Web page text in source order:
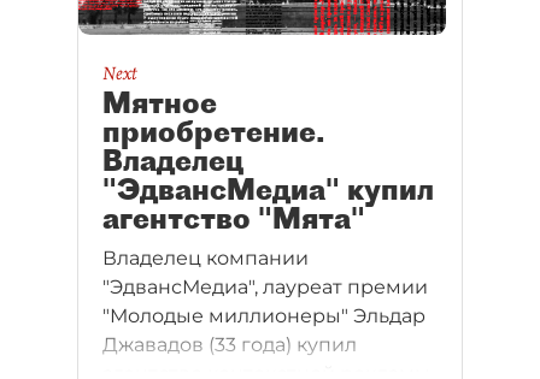
Next
Мятное
приобретение.
Владелец
"ЭдвансМедиа" купил
агентство "Мята"
Владелец компании
"ЭдвансМедиа", лауреат премии
"Молодые миллионеры" Эльдар
Джавадов (33 года) купил